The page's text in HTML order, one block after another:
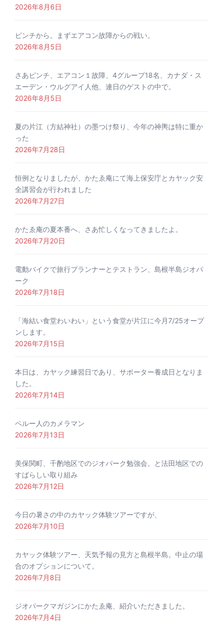
2026年8月6日
ピンチから。まずエアコン故障からの戦い。
2026年8月5日
さあピンチ、エアコン１故障、4グループ18名、カナダ・ス
エーデン・ウルグアイ人他、連日のゲストの中で。
2026年8月5日
夏の片江（方結神社）の墨つけ祭り、今年の神輿は特に重か
った
2026年7月28日
恒例となりましたが、かたゑ庵にて海上保安庁とカヤック安
全講習会が行われました
2026年7月27日
かたゑ庵の夏本番へ、さあ忙しくなってきましたよ。
2026年7月20日
電動バイクで旅行プランナーとテストラン、島根半島ジオパ
ーク
2026年7月18日
「海結い食堂わいわい」という食堂が片江に今月7/25オープ
ンします。
2026年7月15日
本日は、カヤック練習日であり、サポーター養成日となりま
した。
2026年7月14日
ペルー人のカメラマン
2026年7月13日
美保関町、千酌地区でのジオパーク勉強会。と法田地区での
すばらしい取り組み
2026年7月12日
今日の暑さの中のカヤック体験ツアーですが、
2026年7月10日
カヤック体験ツアー、天気予報の見方と島根半島。中止の場
合のオプションについて。
2026年7月8日
ジオパークマガジンにかたゑ庵、紹介いただきました。
2026年7月4日